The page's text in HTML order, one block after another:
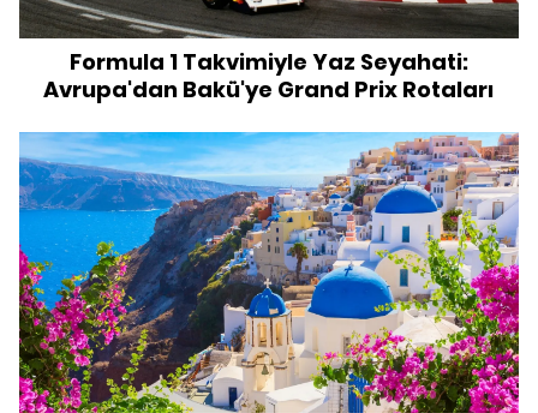
Formula 1 Takvimiyle Yaz Seyahati:
Avrupa'dan Bakü'ye Grand Prix Rotaları